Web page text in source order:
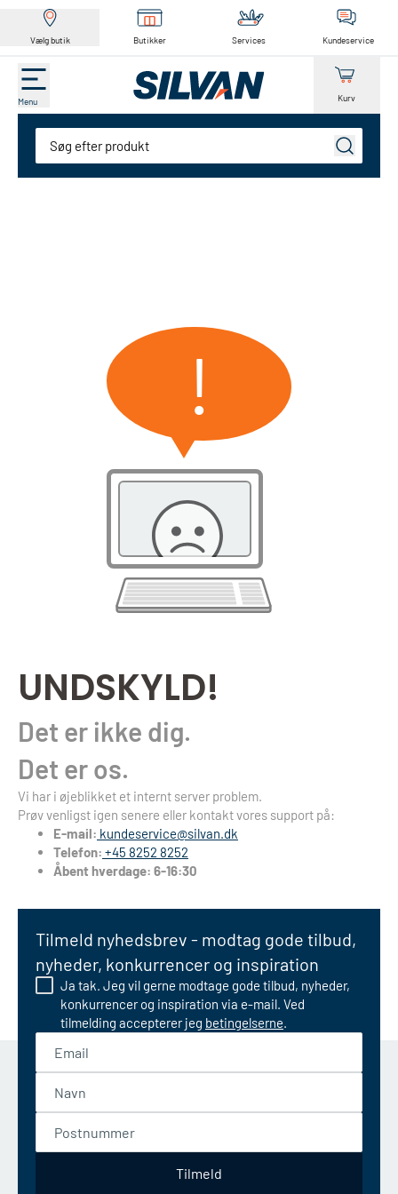
Vælg butik Butikker Services Kundeservice
Menu Kurv
Søg
UNDSKYLD!
Det er ikke dig.
Det er os.
Vi har i øjeblikket et internt server problem.
Prøv venligst igen senere eller kontakt vores support på:
E-mail: kundeservice@silvan.dk
Telefon: +45 8252 8252
Åbent hverdage: 6-16:30
!
Tilmeld nyhedsbrev - modtag gode tilbud,
nyheder, konkurrencer og inspiration
Ja tak. Jeg vil gerne modtage gode tilbud, nyheder,
konkurrencer og inspiration via e-mail. Ved
tilmelding accepterer jeg betingelserne.
Tilmeld